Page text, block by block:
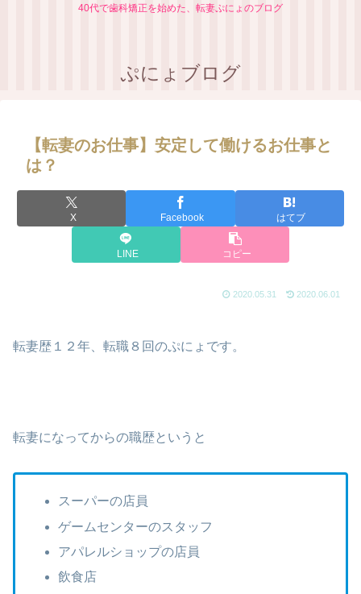
40代で歯科矯正を始めた、転妻ぷにょのブログ
ぷにょブログ
【転妻のお仕事】安定して働けるお仕事と
は？
X Facebook はてブ
LINE コピー
2020.05.31 2020.06.01
転妻歴１２年、転職８回のぷにょです。
転妻になってからの職歴というと
スーパーの店員
ゲームセンターのスタッフ
アパレルショップの店員
飲食店